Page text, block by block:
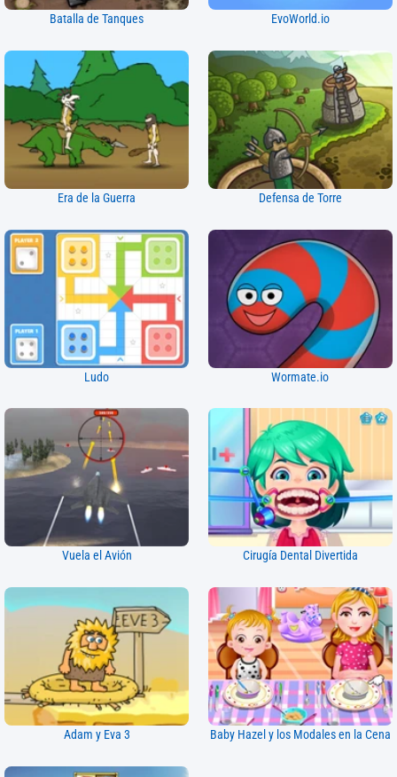
Batalla de Tanques EvoWorld.io
Era de la Guerra Defensa de Torre
Ludo Wormate.io
Vuela el Avión Cirugía Dental Divertida
Adam y Eva 3 Baby Hazel y los Modales en la Cena